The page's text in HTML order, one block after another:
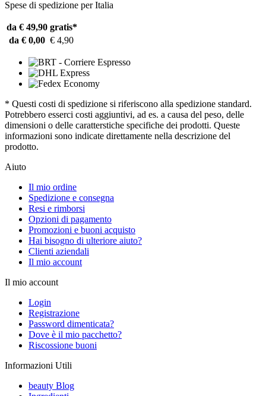
Spese di spedizione per Italia
da € 49,90 gratis*
da € 0,00 € 4,90
* Questi costi di spedizione si riferiscono alla spedizione standard.
Potrebbero esserci costi aggiuntivi, ad es. a causa del peso, delle
dimensioni o delle caratterstiche specifiche dei prodotti. Queste
informazioni sono indicate direttamente nella descrizione del
prodotto.
Aiuto
Il mio ordine
Spedizione e consegna
Resi e rimborsi
Opzioni di pagamento
Promozioni e buoni acquisto
Hai bisogno di ulteriore aiuto?
Clienti aziendali
Il mio account
Il mio account
Login
Registrazione
Password dimenticata?
Dove è il mio pacchetto?
Riscossione buoni
Informazioni Utili
beauty Blog